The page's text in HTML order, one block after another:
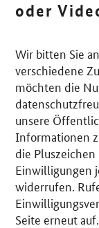
oder
Wir bitten Sie
verschiedene
möchten die
unsere
Informationen
die
Einwilligungen
widerrufen.
Seite erneut auf.